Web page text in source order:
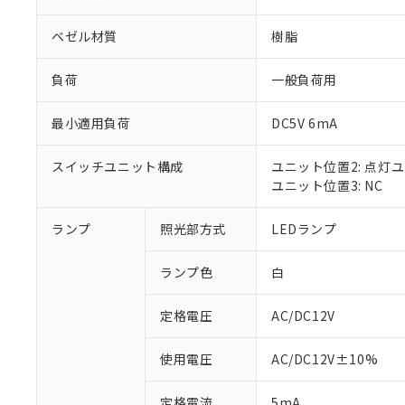
ベゼル材質 樹脂
負荷 一般負荷用
最小適用負荷 DC5V 6mA
スイッチユニット構成
ユニット位置2: 点灯
ユニット位置3: NC
ランプ 照光部方式 LEDランプ
ランプ色 白
定格電圧 AC/DC12V
使用電圧 AC/DC12V±10%
ご利用条件
以下の条件をお読
※1 対応状況
対応予定：EU
対応予定なし：
調査・確認中：
非該当品：ライセ
※1 中国